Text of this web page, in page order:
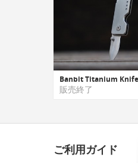
販売終了
ご利用ガイド